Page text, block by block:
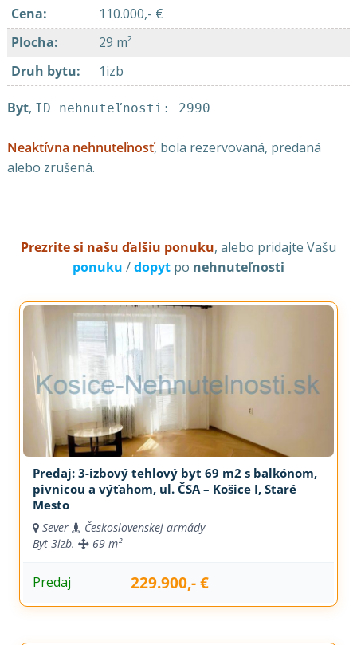
Cena:
110.000,- €
Plocha:
29 m²
Druh bytu: 1izb
Byt, ID nehnuteľnosti: 2990
Neaktívna nehnuteľnosť, bola rezervovaná, predaná
alebo zrušená.
Prezrite si našu ďalšiu ponuku, alebo pridajte Vašu
ponuku /dopyt po nehnuteľnosti
Predaj: 3-izbový tehlový byt 69 m2 s balkónom,
pivnicou a výťahom, ul. ČSA – Košice I, Staré
Mesto
Sever
Československej armády
Byt 3izb. 69 m²
Predaj 229.900,- €